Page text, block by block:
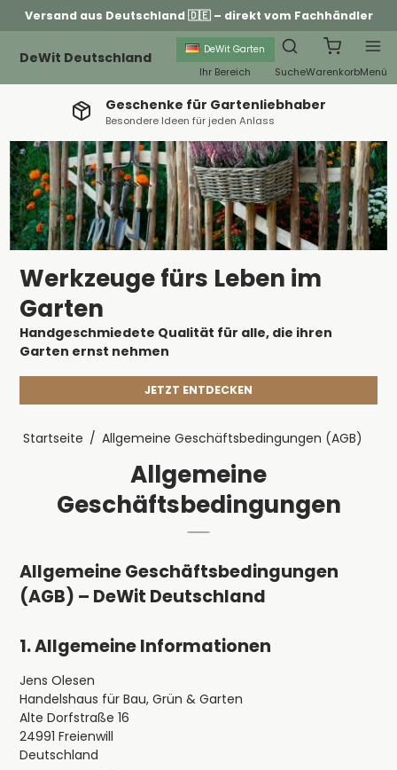
Versand aus Deutschland 🇩🇪 – direkt vom Fachhändler
DeWit Deutschland DeWit Garten
Ihr Bereich SucheWarenkorbMenü
Geschenke für Gartenliebhaber
Besondere Ideen für jeden Anlass
Werkzeuge fürs Leben im
Garten
Handgeschmiedete Qualität für alle, die ihren
Garten ernst nehmen
JETZT ENTDECKEN
Startseite / Allgemeine Geschäftsbedingungen (AGB)
Allgemeine
Geschäftsbedingungen
Allgemeine Geschäftsbedingungen
(AGB) – DeWit Deutschland
1. Allgemeine Informationen
Jens Olesen
Handelshaus für Bau, Grün & Garten
Alte Dorfstraße 16
24991 Freienwill
Deutschland